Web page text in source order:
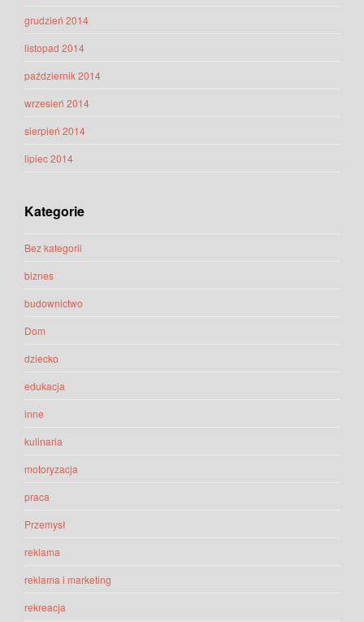
grudzień 2014
listopad 2014
październik 2014
wrzesień 2014
sierpień 2014
lipiec 2014
Kategorie
Bez kategorii
biznes
budownictwo
Dom
dziecko
edukacja
inne
kulinaria
motoryzacja
praca
Przemysł
reklama
reklama i marketing
rekreacja